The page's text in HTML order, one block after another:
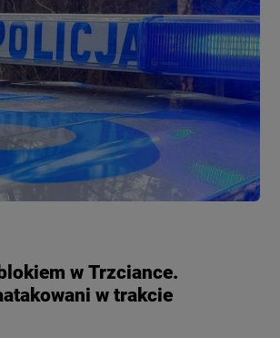
w Trzciance.
w trakcie